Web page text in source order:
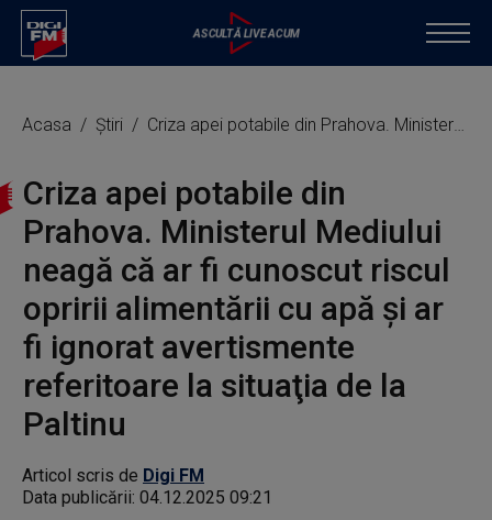
Acasa Știri Criza apei potabile din Prahova. Ministerul Mediului neagă că ar fi cunoscut riscul opririi alimentării cu apă şi ar fi ignorat avertismente referitoare la situaţia de la Paltinu
Criza apei potabile din
Prahova. Ministerul Mediului
neagă că ar fi cunoscut riscul
opririi alimentării cu apă şi ar
fi ignorat avertismente
referitoare la situaţia de la
Paltinu
Articol scris de Digi FM
Data publicării: 04.12.2025 09:21